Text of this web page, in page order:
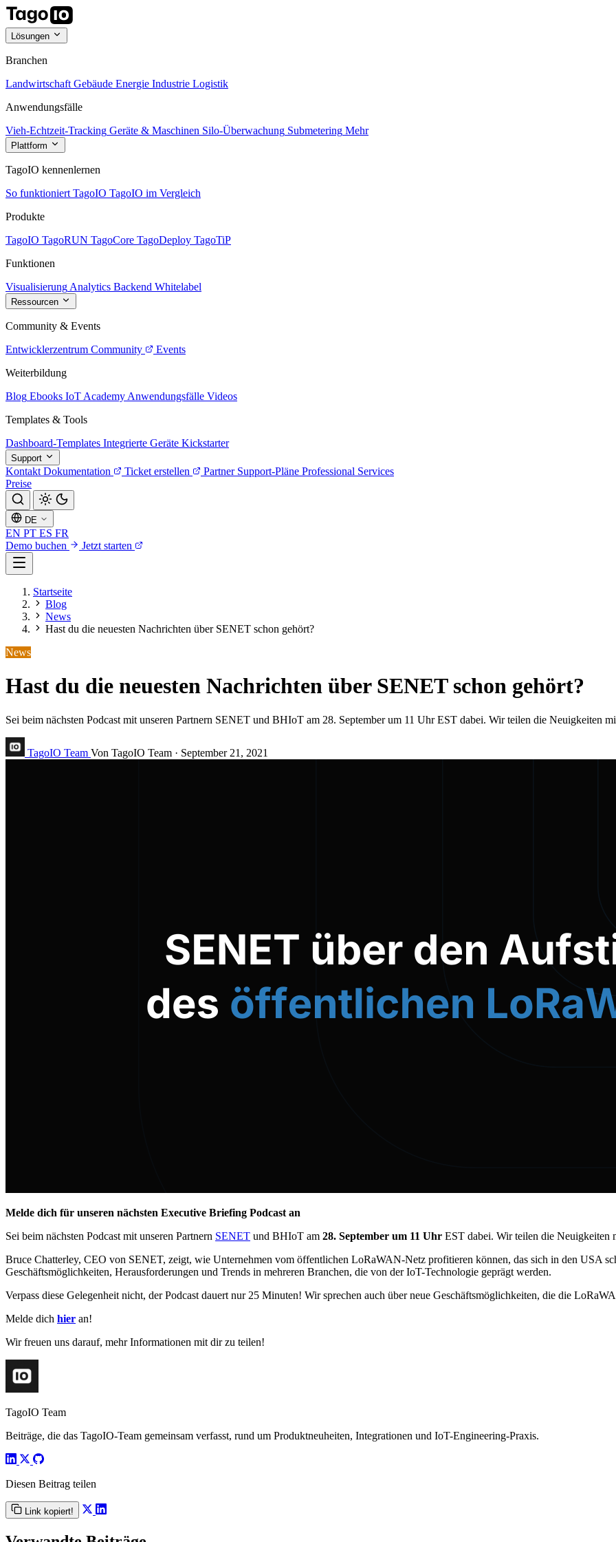
Lösungen
Branchen
Landwirtschaft Gebäude Energie Industrie Logistik
Anwendungsfälle
Vieh-Echtzeit-Tracking Geräte & Maschinen Silo-Überwachung Submetering Mehr
Plattform
TagoIO kennenlernen
So funktioniert TagoIO TagoIO im Vergleich
Produkte
TagoIO TagoRUN TagoCore TagoDeploy TagoTiP
Funktionen
Visualisierung Analytics Backend Whitelabel
Ressourcen
Community & Events
Entwicklerzentrum Community
Events
Weiterbildung
Blog Ebooks IoT Academy Anwendungsfälle Videos
Templates & Tools
Dashboard-Templates Integrierte Geräte Kickstarter
Support
Kontakt Dokumentation Ticket erstellen Partner Support-Pläne Professional Services
Preise
DE
EN PT ES FR
Demo buchen
Jetzt starten
Startseite
Blog
News
Hast du die neuesten Nachrichten über SENET schon gehört?
News
Hast du die neuesten Nachrichten über SENET schon gehört?
Sei beim nächsten Podcast mit unseren Partnern SENET und BHIoT am 28. September um 11 Uhr EST dabei. Wir teilen die Neuigkeiten
TagoIO Team Von TagoIO Team · September 21, 2021
Melde dich für unseren nächsten Executive Briefing Podcast an
Sei beim nächsten Podcast mit unseren Partnern SENET und BHIoT am 28. September um 11 Uhr EST dabei. Wir teilen die Neuigkeiten
Bruce Chatterley, CEO von SENET, zeigt, wie Unternehmen vom öffentlichen LoRaWAN-Netz profitieren können, das sich in den USA
Geschäftsmöglichkeiten, Herausforderungen und Trends in mehreren Branchen, die von der IoT-Technologie geprägt werden.
Verpass diese Gelegenheit nicht, der Podcast dauert nur 25 Minuten! Wir sprechen auch über neue Geschäftsmöglichkeiten, die die
Melde dich hier an!
Wir freuen uns darauf, mehr Informationen mit dir zu teilen!
TagoIO Team
Beiträge, die das TagoIO-Team gemeinsam verfasst, rund um Produktneuheiten, Integrationen und IoT-Engineering-Praxis.
Diesen Beitrag teilen
Link kopiert!